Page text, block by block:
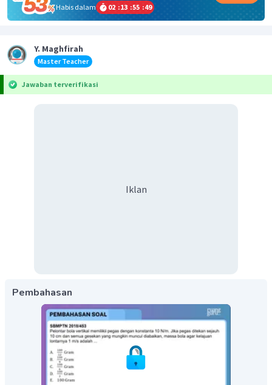
Habis dalam
02 :13 :55 :49
Y. Maghfirah
Master Teacher
Jawaban terverifikasi
Iklan
Pembahasan